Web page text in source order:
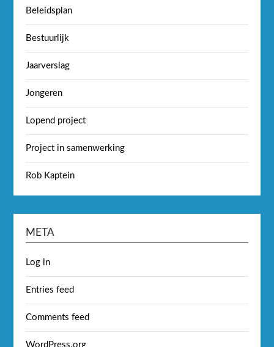
Beleidsplan
Bestuurlijk
Jaarverslag
Jongeren
Lopend project
Project in samenwerking
Rob Kaptein
META
Log in
Entries feed
Comments feed
WordPress.org